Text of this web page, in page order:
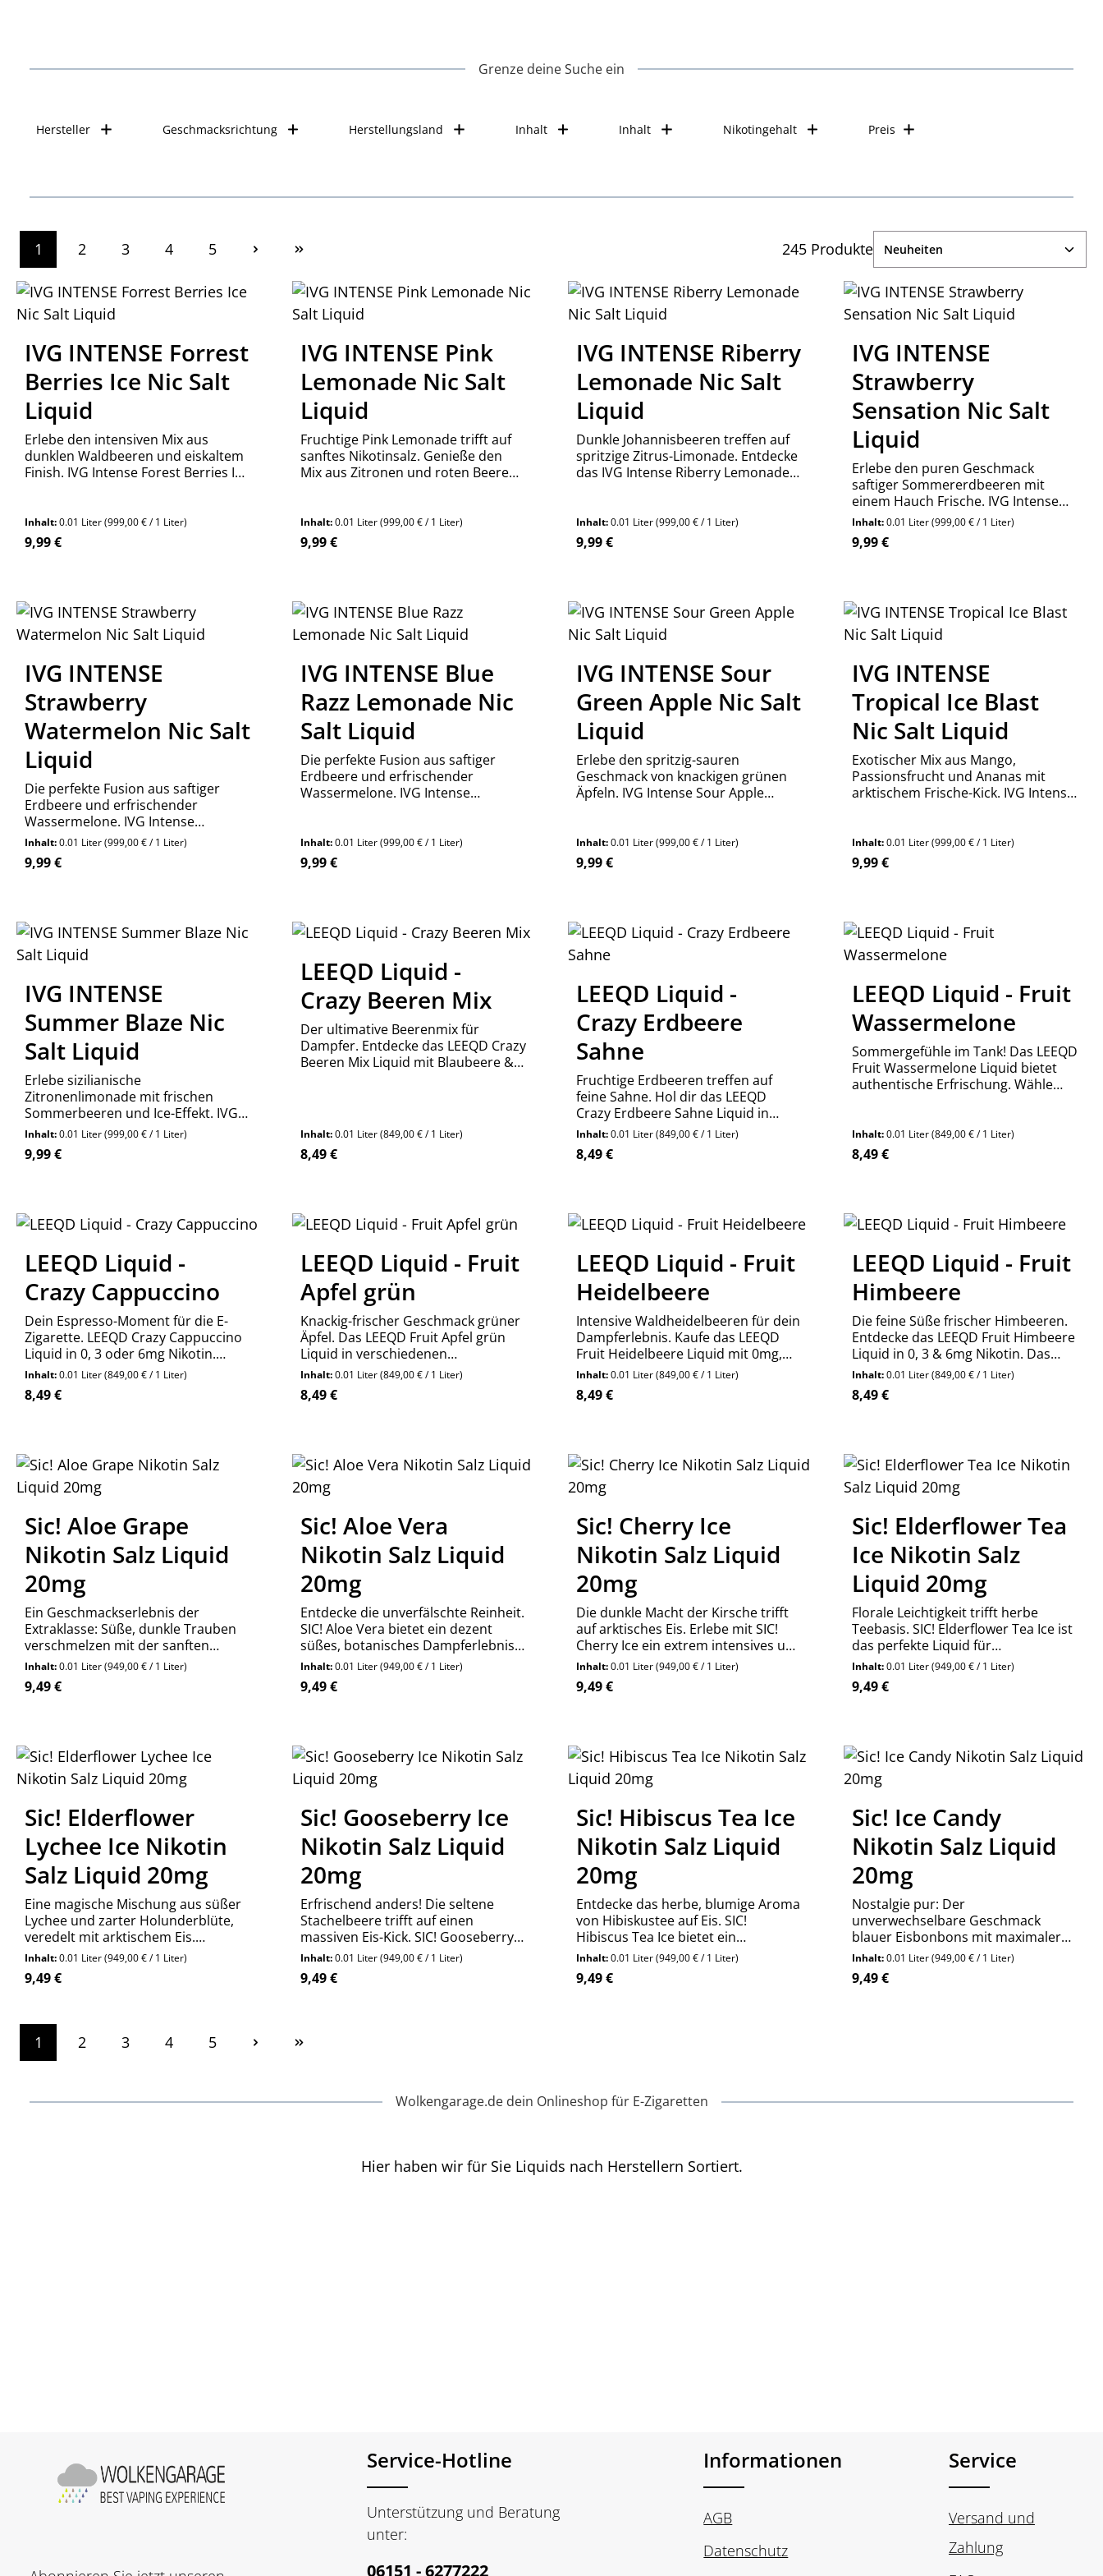
Grenze deine Suche ein
Hersteller Geschmacksrichtung Herstellungsland Inhalt Inhalt Nikotingehalt Preis
Seite
1 Seite
2 Seite
3 Seite
4 Seite
5 245 Produkte
IVG INTENSE Forrest
Berries Ice Nic Salt
Liquid
Erlebe den intensiven Mix aus
dunklen Waldbeeren und eiskaltem
Finish. IVG Intense Forest Berries Ice
Inhalt:0.01 Liter(999,00 € / 1 Liter)
Regulärer Preis:
9,99 €
IVG INTENSE Pink
Lemonade Nic Salt
Liquid
Fruchtige Pink Lemonade trifft auf
sanftes Nikotinsalz. Genieße den
Mix aus Zitronen und roten Beeren
Inhalt:0.01 Liter(999,00 € / 1 Liter)
Regulärer Preis:
9,99 €
IVG INTENSE Riberry
Lemonade Nic Salt
Liquid
Dunkle Johannisbeeren treffen auf
spritzige Zitrus-Limonade. Entdecke
das IVG Intense Riberry Lemonade
Inhalt:0.01 Liter(999,00 € / 1 Liter)
Regulärer Preis:
9,99 €
IVG INTENSE
Strawberry
Sensation Nic Salt
Liquid
Erlebe den puren Geschmack
saftiger Sommererdbeeren mit
einem Hauch Frische. IVG Intense
Strawberry Sensation Nikotinsalz
Liquid jetzt bestellen!
Inhalt:0.01 Liter(999,00 € / 1 Liter)
Regulärer Preis:
9,99 €
IVG INTENSE
Strawberry
Watermelon Nic Salt
Liquid
Die perfekte Fusion aus saftiger
Erdbeere und erfrischender
Wassermelone. IVG Intense
Strawberry Watermelon Nikotinsalz
Liquid online kaufen bei
Wolkengarage!
Inhalt:0.01 Liter(999,00 € / 1 Liter)
Regulärer Preis:
9,99 €
IVG INTENSE Blue
Razz Lemonade Nic
Salt Liquid
Die perfekte Fusion aus saftiger
Erdbeere und erfrischender
Wassermelone. IVG Intense
Wolkengarage!
Inhalt:0.01 Liter(999,00 € / 1 Liter)
Regulärer Preis:
9,99 €
IVG INTENSE Sour
Green Apple Nic Salt
Liquid
Erlebe den spritzig-sauren
Geschmack von knackigen grünen
Äpfeln. IVG Intense Sour Apple
Inhalt:0.01 Liter(999,00 € / 1 Liter)
Regulärer Preis:
9,99 €
IVG INTENSE
Tropical Ice Blast
Nic Salt Liquid
Exotischer Mix aus Mango,
Passionsfrucht und Ananas mit
arktischem Frische-Kick. IVG Intense
Inhalt:0.01 Liter(999,00 € / 1 Liter)
Regulärer Preis:
9,99 €
IVG INTENSE
Summer Blaze Nic
Salt Liquid
Erlebe sizilianische
Zitronenlimonade mit frischen
Sommerbeeren und Ice-Effekt. IVG
Intense Summer Blaze Nikotinsalz
Liquid – jetzt bestellen!
Inhalt:0.01 Liter(999,00 € / 1 Liter)
Regulärer Preis:
9,99 €
LEEQD Liquid -
Crazy Beeren Mix
Der ultimative Beerenmix für
Dampfer. Entdecke das LEEQD Crazy
Beeren Mix Liquid mit Blaubeere &
Inhalt:0.01 Liter(849,00 € / 1 Liter)
Regulärer Preis:
8,49 €
LEEQD Liquid -
Crazy Erdbeere
Sahne
Fruchtige Erdbeeren treffen auf
feine Sahne. Hol dir das LEEQD
Crazy Erdbeere Sahne Liquid in
0mg, 3mg oder 6mg Nikotinstärke.
Jetzt cremig genießen!
Inhalt:0.01 Liter(849,00 € / 1 Liter)
Regulärer Preis:
8,49 €
LEEQD Liquid - Fruit
Wassermelone
Sommergefühle im Tank! Das LEEQD
Fruit Wassermelone Liquid bietet
authentische Erfrischung. Wähle
Inhalt:0.01 Liter(849,00 € / 1 Liter)
Regulärer Preis:
8,49 €
LEEQD Liquid -
Crazy Cappuccino
Dein Espresso-Moment für die E-
Zigarette. LEEQD Crazy Cappuccino
Liquid in 0, 3 oder 6mg Nikotin.
Authentischer Kaffeegeschmack für
Genießer.
Inhalt:0.01 Liter(849,00 € / 1 Liter)
Regulärer Preis:
8,49 €
LEEQD Liquid - Fruit
Apfel grün
Knackig-frischer Geschmack grüner
Äpfel. Das LEEQD Fruit Apfel grün
Liquid in verschiedenen
Nikotinstärken (0, 3, 6mg). Jetzt
spritzig dampfen!
Inhalt:0.01 Liter(849,00 € / 1 Liter)
Regulärer Preis:
8,49 €
LEEQD Liquid - Fruit
Heidelbeere
Intensive Waldheidelbeeren für dein
Dampferlebnis. Kaufe das LEEQD
Fruit Heidelbeere Liquid mit 0mg,
3mg oder 6mg Nikotin. Fruchtig &
authentisch.
Inhalt:0.01 Liter(849,00 € / 1 Liter)
Regulärer Preis:
8,49 €
LEEQD Liquid - Fruit
Himbeere
Die feine Süße frischer Himbeeren.
Entdecke das LEEQD Fruit Himbeere
Liquid in 0, 3 & 6mg Nikotin. Das
perfekte Allday-Liquid für Frucht-
Fans.
Inhalt:0.01 Liter(849,00 € / 1 Liter)
Regulärer Preis:
8,49 €
Sic! Aloe Grape
Nikotin Salz Liquid
20mg
Ein Geschmackserlebnis der
Extraklasse: Süße, dunkle Trauben
verschmelzen mit der sanften
Frische der Aloe Vera. Jetzt SIC! Aloe
Grape 20mg online kaufen.
Inhalt:0.01 Liter(949,00 € / 1 Liter)
Regulärer Preis:
9,49 €
Sic! Aloe Vera
Nikotin Salz Liquid
20mg
Entdecke die unverfälschte Reinheit.
SIC! Aloe Vera bietet ein dezent
süßes, botanisches Dampferlebnis
für jeden Tag. 10ml Nikotinsalz
20mg.
Inhalt:0.01 Liter(949,00 € / 1 Liter)
Regulärer Preis:
9,49 €
Sic! Cherry Ice
Nikotin Salz Liquid
20mg
Die dunkle Macht der Kirsche trifft
auf arktisches Eis. Erlebe mit SIC!
Cherry Ice ein extrem intensives und
eiskaltes Fruchtvergnügen für dein
Pod-System.
Inhalt:0.01 Liter(949,00 € / 1 Liter)
Regulärer Preis:
9,49 €
Sic! Elderflower Tea
Ice Nikotin Salz
Liquid 20mg
Florale Leichtigkeit trifft herbe
Teebasis. SIC! Elderflower Tea Ice ist
das perfekte Liquid für
anspruchsvolle Dampfer, die
Eleganz und Frische suchen.
Inhalt:0.01 Liter(949,00 € / 1 Liter)
Regulärer Preis:
9,49 €
Sic! Elderflower
Lychee Ice Nikotin
Salz Liquid 20mg
Eine magische Mischung aus süßer
Lychee und zarter Holunderblüte,
veredelt mit arktischem Eis.
Entdecke die exotische Eleganz von
SIC! Nikotinsalz.
Inhalt:0.01 Liter(949,00 € / 1 Liter)
Regulärer Preis:
9,49 €
Sic! Gooseberry Ice
Nikotin Salz Liquid
20mg
Erfrischend anders! Die seltene
Stachelbeere trifft auf einen
massiven Eis-Kick. SIC! Gooseberry
Ice ist das Highlight für Fans von
säuerlich-frischen Liquids.
Inhalt:0.01 Liter(949,00 € / 1 Liter)
Regulärer Preis:
9,49 €
Sic! Hibiscus Tea Ice
Nikotin Salz Liquid
20mg
Entdecke das herbe, blumige Aroma
von Hibiskustee auf Eis. SIC!
Hibiscus Tea Ice bietet ein
tiefgründiges und erfrischendes
Dampferlebnis der Extraklasse.
Inhalt:0.01 Liter(949,00 € / 1 Liter)
Regulärer Preis:
9,49 €
Sic! Ice Candy
Nikotin Salz Liquid
20mg
Nostalgie pur: Der
unverwechselbare Geschmack
blauer Eisbonbons mit maximaler
Frische. SIC! Ice Candy liefert den
ultimativen Kälte-Kick für jeden Tag.
Inhalt:0.01 Liter(949,00 € / 1 Liter)
Regulärer Preis:
9,49 €
Seite
1 Seite
2 Seite
3 Seite
4 Seite
5
Wolkengarage.de dein Onlineshop für E-Zigaretten
Hier haben wir für Sie Liquids nach Herstellern Sortiert.
Service-Hotline
Unterstützung und Beratung
unter:
06151 - 6277222
Informationen
AGB
Datenschutz
Service
Versand und
Zahlung